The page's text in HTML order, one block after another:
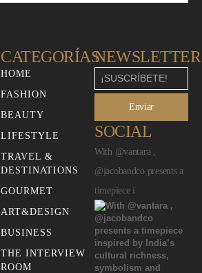
CATEGORÍAS
HOME
FASHION
BEAUTY
LIFESTYLE
TRAVEL &
DESTINATIONS
GOURMET
ART&DESIGN
BUSINESS
THE INTERVIEW
ROOM
NEWSLETTER
Enviar
SOCIAL
With @vantara ,
@jacobandco presents a
timepiece i